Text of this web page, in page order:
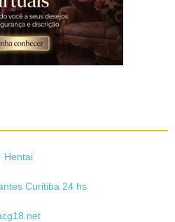
Hentai
Curitiba 24 hs